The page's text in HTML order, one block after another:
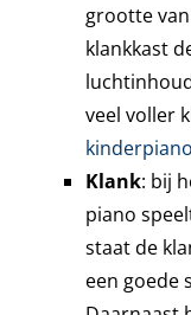
grootte
klankkast
veel voller
kinderpiano
Klank: bij
piano
staat de
een goede